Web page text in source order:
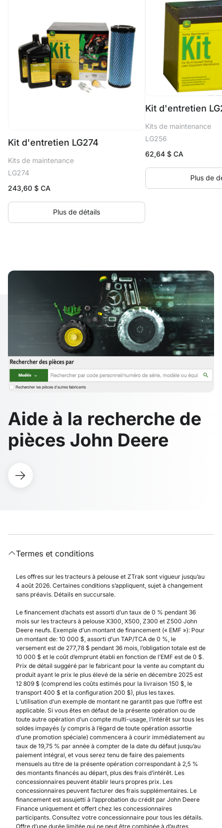
Kit d'entretien LG274
Kits de maintenance
LG274
243,60 $ CA
Plus de détails
Kit d'entretien
Kits de maintenance
LG256
62,64$ CA
Plus de
Aide à la recherche de
pièces John Deere
Termes et conditions
Les offres sur les tracteurs à pelouse et ZTrak sont vigueur jusqu’au
4 août 2026. Certaines conditions s’appliquent, sujet à changement
sans préavis. Détails en succursale.
Le financement d’achats est assorti d’un taux de 0 % pendant 36
mois sur les tracteurs à pelouse X300, X500, Z300 et Z500 John
Deere neufs. Exemple d’un montant de financement (« EMF »): Pour
un montant de: 10 000 $, assorti d’un TAP/TCA de 0 %, le
versement est de 277,78 $ pendant 36 mois, l’obligation totale est de
10 000 $ et le coût d’emprunt établi en fonction de l’EMF est de 0 $.
Prix de détail suggéré par le fabricant pour la vente au comptant du
produit ayant le prix le plus élevé de la série en décembre 2025 est
12 809 $ (comprend les coûts estimés pour la livraison 150 $, le
transport 400 $ et la configuration 200 $), plus les taxes.
L’utilisation d’un exemple de montant ne garantit pas que l’offre est
applicable. Si vous êtes en défaut de la présente opération ou de
toute autre opération d’un compte multi-usage, l’intérêt sur tous les
soldes impayés (y compris à l’égard de toute opération assortie
d’une promotion spéciale) commencera à courir immédiatement au
taux de 19,75 % par année à compter de la date du défaut jusqu’au
paiement intégral, et vous serez tenu de faire des paiements
mensuels au titre de la présente opération correspondant à 2,5 %
des montants financés au départ, plus des frais d’intérêt. Les
concessionnaires peuvent établir leurs propres prix. Les
concessionnaires peuvent facturer des frais supplémentaires. Le
financement est assujetti à l’approbation du crédit par John Deere
Finance uniquement et offert chez les concessionnaires
participants. Consultez votre concessionnaire pour tous les détails.
Offre d’une durée limitée qui ne peut être combinée à d’autres